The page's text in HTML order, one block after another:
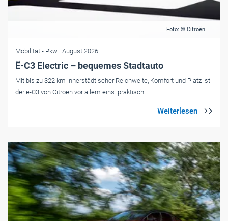
Foto: © Citroën
Mobilität - Pkw | August 2026
Ë-C3 Electric – bequemes Stadtauto
Mit bis zu 322 km innerstädtischer Reichweite, Komfort und Platz ist
der ë-C3 von Citroën vor allem eins: praktisch.